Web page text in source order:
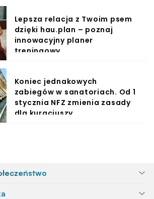
Lepsza relacja z Twoim psem
dzięki hau.plan – poznaj
innowacyjny planer
treningowy
Koniec jednakowych
zabiegów w sanatoriach. Od 1
stycznia NFZ zmienia zasady
dla kuracjuszy